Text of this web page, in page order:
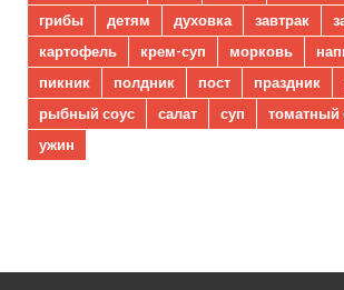
грибы
детям духовка завтрак
картофель
крем-суп морковь
пикник
полдник пост праздник
рыбный соус
салат суп томатный
ужин